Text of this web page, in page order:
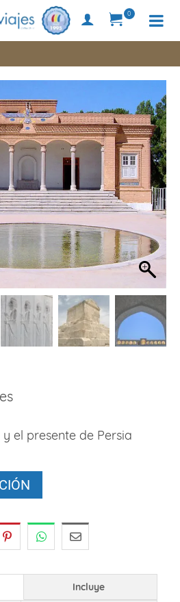
0
el presente de Persia
Incluye